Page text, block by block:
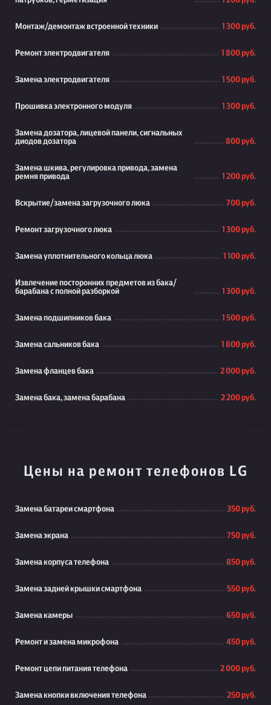
Монтаж/демонтаж встроенной техники 1 300 руб.
Ремонт электродвигателя 1 800 руб.
Замена электродвигателя 1 500 руб.
Прошивка электронного модуля 1 300 руб.
Замена дозатора, лицевой панели, сигнальных
диодов дозатора
800 руб.
Замена шкива, регулировка привода, замена
ремня привода
1 200 руб.
Вскрытие/замена загрузочного люка 700 руб.
Ремонт загрузочного люка 1 300 руб.
Замена уплотнительного кольца люка 1 100 руб.
Извлечение посторонних предметов из бака/
барабана с полной разборкой
1 300 руб.
Замена подшипников бака 1 500 руб.
Замена сальников бака 1 800 руб.
Замена фланцев бака 2 000 руб.
Замена бака, замена барабана 2 200 руб.
Цены на ремонт телефонов LG
Замена батареи смартфона 350 руб.
Замена экрана 750 руб.
Замена корпуса телефона 850 руб.
Замена задней крышки смартфона 550 руб.
Замена камеры 650 руб.
Ремонт и замена микрофона 450 руб.
Ремонт цепи питания телефона 2 000 руб.
Замена кнопки включения телефона 250 руб.